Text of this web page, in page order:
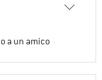
a un amico